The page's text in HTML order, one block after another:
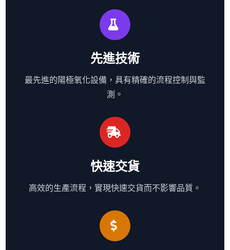
先進技術
最先進的陽極氧化設備，具有精確的流程控制與監
測。
快速交貨
高效的生產流程，實現快速交貨而不影響品質。